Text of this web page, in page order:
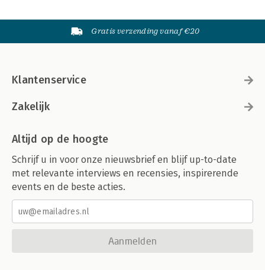
Gratis verzending vanaf €20
Klantenservice
Zakelijk
Altijd op de hoogte
Schrijf u in voor onze nieuwsbrief en blijf up-to-date
met relevante interviews en recensies, inspirerende
events en de beste acties.
Aanmelden